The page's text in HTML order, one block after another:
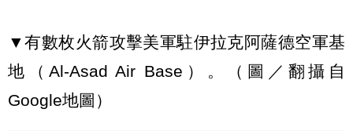
▼有數枚火箭攻擊美軍駐伊拉克阿薩德空軍基
地（Al-Asad Air Base）。（圖／翻攝自
Google地圖）